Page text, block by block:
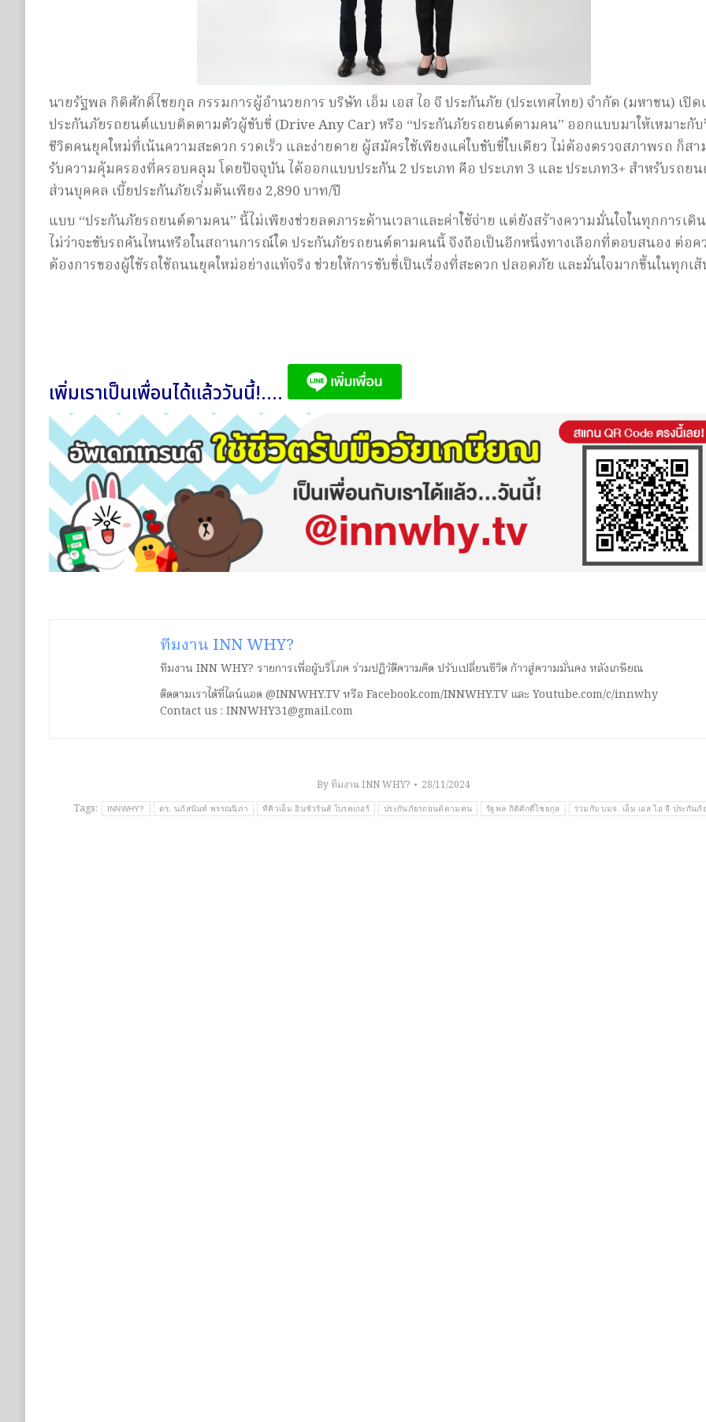
นายรัฐพล กิติศักดิ์ไชยกุล กรรมการผู้อำนวยการ บริษัท เอ็ม เอส ไอ จี ประกันภัย (ประเทศไทย) จำกัด (มหาชน) เปิด
ประกันภัยรถยนต์แบบติดตามตัวผู้ขับขี่ (Drive Any Car) หรือ “ประกันภัยรถยนต์ตามคน” ออกแบบมาให้เหมาะกั
ชีวิตคนยุคใหม่ที่เน้นความสะดวก รวดเร็ว และง่ายดาย ผู้สมัครใช้เพียงแค่ใบขับขี่ใบเดียว ไม่ต้องตรวจสภาพรถ ก็สา
รับความคุ้มครองที่ครอบคลุม โดยปัจจุบัน ได้ออกแบบประกัน 2 ประเภท คือ ประเภท 3 และ ประเภท3+ สำหรับรถยน
ส่วนบุคคล เบี้ยประกันภัยเริ่มต้นเพียง 2,890 บาท/ปี
แบบ “ประกันภัยรถยนต์ตามคน” นี้ไม่เพียงช่วยลดภาระด้านเวลาและค่าใช้จ่าย แต่ยังสร้างความมั่นใจในทุกการเดิ
ไม่ว่าจะขับรถคันไหนหรือในสถานการณ์ใด ประกันภัยรถยนต์ตามคนนี้ จึงถือเป็นอีกหนึ่งทางเลือกที่ตอบสนอง ต่อค
ต้องการของผู้ใช้รถใช้ถนนยุคใหม่อย่างแท้จริง ช่วยให้การขับขี่เป็นเรื่องที่สะดวก ปลอดภัย และมั่นใจมากขึ้นในทุกเ
เพิ่มเราเป็นเพื่อนได้แล้ววันนี้!....
ทีมงาน INN WHY?
ทีมงาน INN WHY? รายการเพื่อผู้บริโภค ร่วมปฏิวัติความคิด ปรับเปลี่ยนชีวิต ก้าวสู่ความมั่นคง หลังเกษียณ
ติดตามเราได้ที่ไลน์แอด @INNWHY.TV หรือ Facebook.com/INNWHY.TV และ Youtube.com/c/innwhy
Contact us : INNWHY31@gmail.com
Byทีมงาน INN WHY?
28/11/2024
Tags:
INNWHY? ดร. นภัสนันท์ พรรณนิภา ทีคิวเอ็ม อินชัวรันส์ โบรคเกอร์ ประกันภัยรถยนต์ตามคน รัฐพล กิติศักดิ์ไชยกุล ร่วมกับ บมจ. เอ็ม เอส ไอ จี ประกันภั